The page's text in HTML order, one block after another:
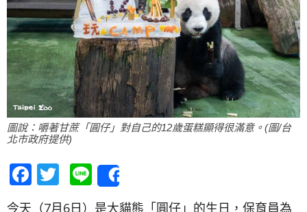
圖說：嚼著甘蔗「圓仔」對自己的12歲蛋糕顯得很滿意。(圖/台
北市政府提供)
Facebook
Twitter
Line
今天（7月6日）是大貓熊「圓仔」的生日，保育員為